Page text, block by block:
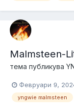
Malmsteen-
тема публикува
Февруари 9,
yngwie malmsteen